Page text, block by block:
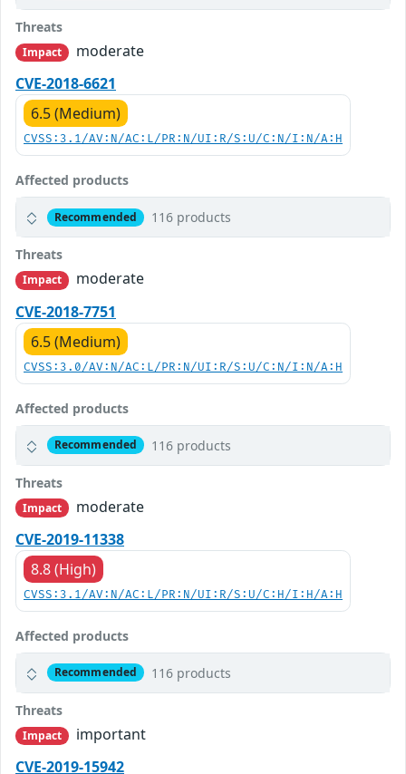
Threats
Impact
moderate
CVE-2018-6621
6.5 (Medium)
CVSS:3.1/AV:N/AC:L/PR:N/UI:R/S:U/C:N/I:N/A:H
Affected products
Recommended 116 products
Threats
Impact
moderate
CVE-2018-7751
6.5 (Medium)
CVSS:3.0/AV:N/AC:L/PR:N/UI:R/S:U/C:N/I:N/A:H
Affected products
Recommended 116 products
Threats
Impact
moderate
CVE-2019-11338
8.8 (High)
CVSS:3.1/AV:N/AC:L/PR:N/UI:R/S:U/C:H/I:H/A:H
Affected products
Recommended 116 products
Threats
Impact
important
CVE-2019-15942